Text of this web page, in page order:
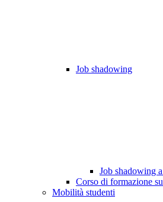
Job shadowing
Job shadowing
Corso di formazione
Mobilità studenti